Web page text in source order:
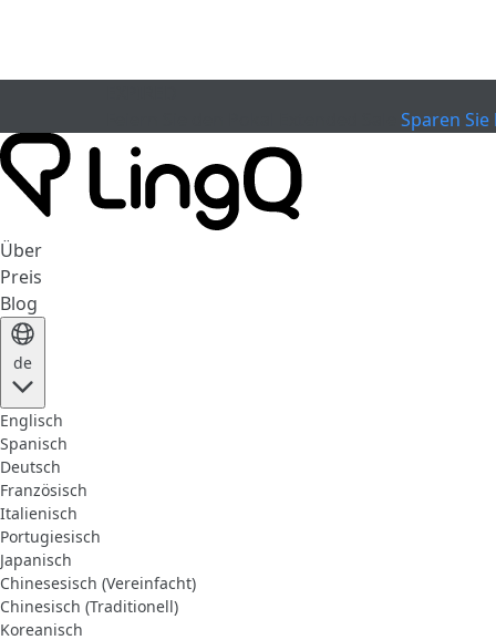
Sparen Sie
Über
Preis
Blog
de
Englisch
Spanisch
Deutsch
Französisch
Italienisch
Portugiesisch
Japanisch
Chinesesisch (Vereinfacht)
Chinesisch (Traditionell)
Koreanisch